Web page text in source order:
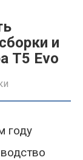
и
T5 Evo
году